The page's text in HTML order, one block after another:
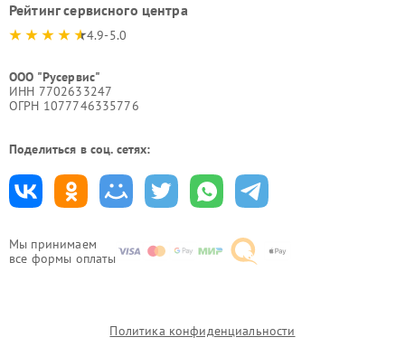
Мы принимаем
все формы оплаты
Рейтинг сервисного центра
4.9-5.0
ООО "Русервис"
ИНН 7702633247
ОГРН 1077746335776
Поделиться в соц. сетях:
Политика конфиденциальности